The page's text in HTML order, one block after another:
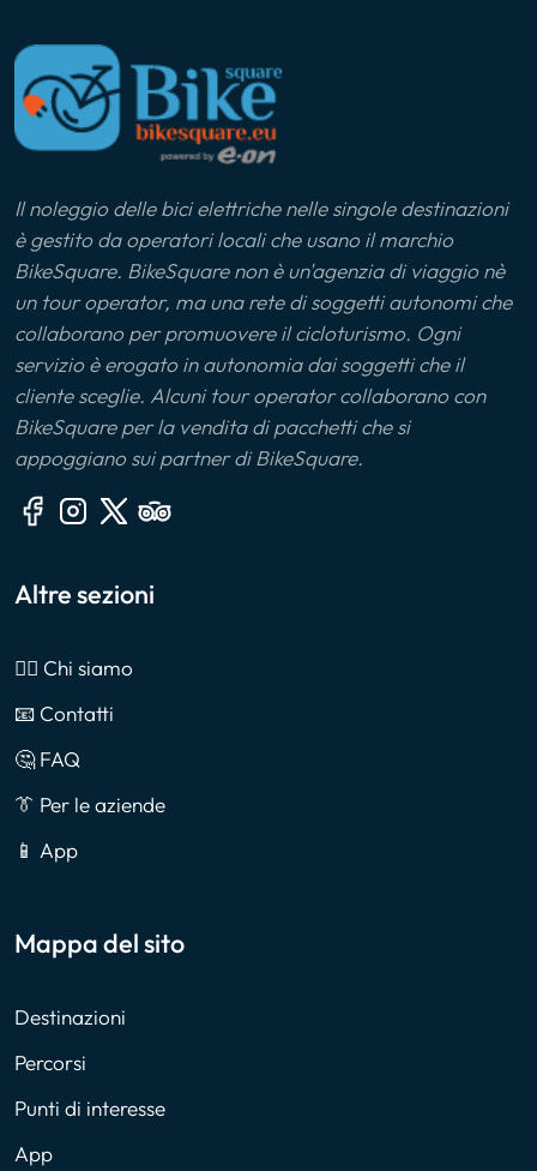
Il noleggio delle bici elettriche nelle singole destinazioni
è gestito da operatori locali che usano il marchio
BikeSquare. BikeSquare non è un'agenzia di viaggio nè
un tour operator, ma una rete di soggetti autonomi che
collaborano per promuovere il cicloturismo. Ogni
servizio è erogato in autonomia dai soggetti che il
cliente sceglie. Alcuni tour operator collaborano con
BikeSquare per la vendita di pacchetti che si
appoggiano sui partner di BikeSquare.
Altre sezioni
🙎‍♂️ Chi siamo
📧 Contatti
🤔 FAQ
👔 Per le aziende
📱 App
Mappa del sito
Destinazioni
Percorsi
Punti di interesse
App